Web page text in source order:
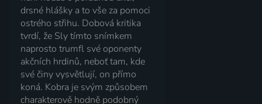
drsné hlášky a to vše za pomoci
ostrého střihu. Dobová kritika
tvrdí, že Sly tímto snímkem
naprosto trumfl své oponenty
akčních hrdinů, neboť tam, kde
své činy vysvětlují, on přímo
koná. Kobra je svým způsobem
charakterově hodně podobný